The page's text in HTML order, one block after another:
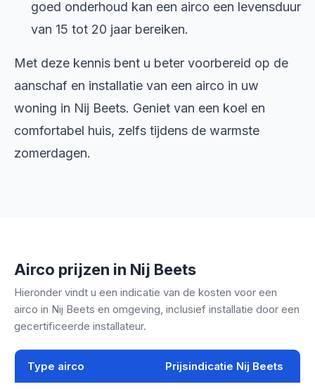
goed onderhoud kan een airco een levensduur
van 15 tot 20 jaar bereiken.
Met deze kennis bent u beter voorbereid op de
aanschaf en installatie van een airco in uw
woning in Nij Beets. Geniet van een koel en
comfortabel huis, zelfs tijdens de warmste
zomerdagen.
Airco prijzen in Nij Beets
Hieronder vindt u een indicatie van de kosten voor een
airco in Nij Beets en omgeving, inclusief installatie door een
gecertificeerde installateur.
Type airco Prijsindicatie Nij Beets